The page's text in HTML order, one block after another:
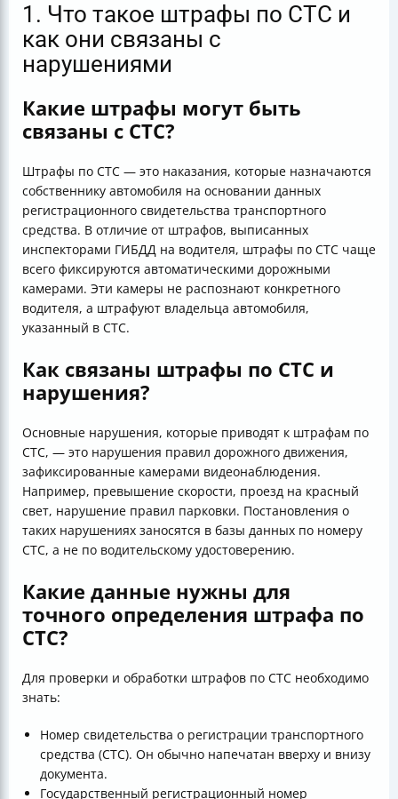
1. Что такое штрафы по СТС и
как они связаны с
нарушениями
Какие штрафы могут быть
связаны с СТС?
Штрафы по СТС — это наказания, которые назначаются
собственнику автомобиля на основании данных
регистрационного свидетельства транспортного
средства. В отличие от штрафов, выписанных
инспекторами ГИБДД на водителя, штрафы по СТС чаще
всего фиксируются автоматическими дорожными
камерами. Эти камеры не распознают конкретного
водителя, а штрафуют владельца автомобиля,
указанный в СТС.
Как связаны штрафы по СТС и
нарушения?
Основные нарушения, которые приводят к штрафам по
СТС, — это нарушения правил дорожного движения,
зафиксированные камерами видеонаблюдения.
Например, превышение скорости, проезд на красный
свет, нарушение правил парковки. Постановления о
таких нарушениях заносятся в базы данных по номеру
СТС, а не по водительскому удостоверению.
Какие данные нужны для
точного определения штрафа по
СТС?
Для проверки и обработки штрафов по СТС необходимо
знать:
Номер свидетельства о регистрации транспортного
средства (СТС). Он обычно напечатан вверху и внизу
документа.
Государственный регистрационный номер